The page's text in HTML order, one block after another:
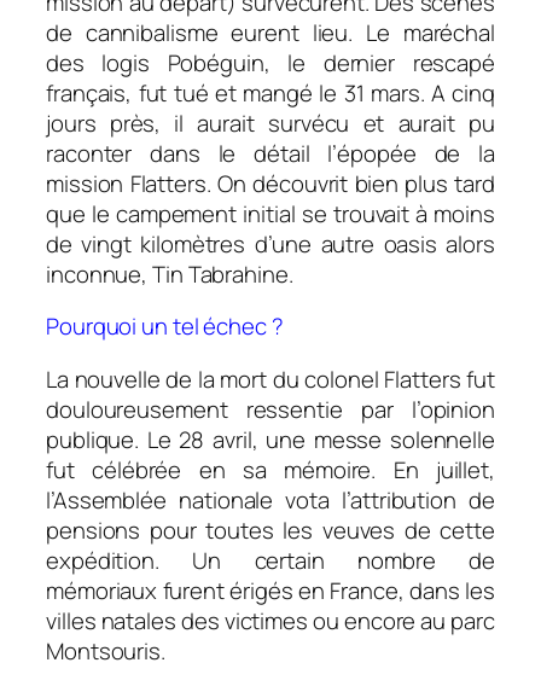
de cannibalisme eurent lieu. Le maréchal
des logis Pobéguin, le dernier rescapé
français, fut tué et mangé le 31 mars. A cinq
jours près, il aurait survécu et aurait pu
raconter dans le détail l’épopée de la
mission Flatters. On découvrit bien plus tard
que le campement initial se trouvait à moins
de vingt kilomètres d’une autre oasis alors
inconnue, Tin Tabrahine.
Pourquoi un tel échec ?
La nouvelle de la mort du colonel Flatters fut
douloureusement ressentie par l’opinion
publique. Le 28 avril, une messe solennelle
fut célébrée en sa mémoire. En juillet,
l’Assemblée nationale vota l’attribution de
pensions pour toutes les veuves de cette
expédition. Un certain nombre de
mémoriaux furent érigés en France, dans les
villes natales des victimes ou encore au parc
Montsouris.